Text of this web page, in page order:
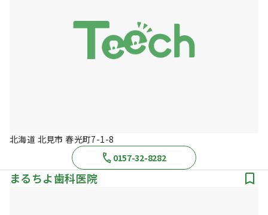
北海道 北見市 春光町7-1-8
0157-32-8282
まるちよ歯科医院